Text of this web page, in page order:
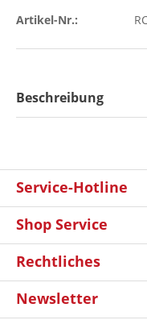
Artikel-Nr.:
Beschreibung
Service-Hotline
Shop Service
Rechtliches
Newsletter